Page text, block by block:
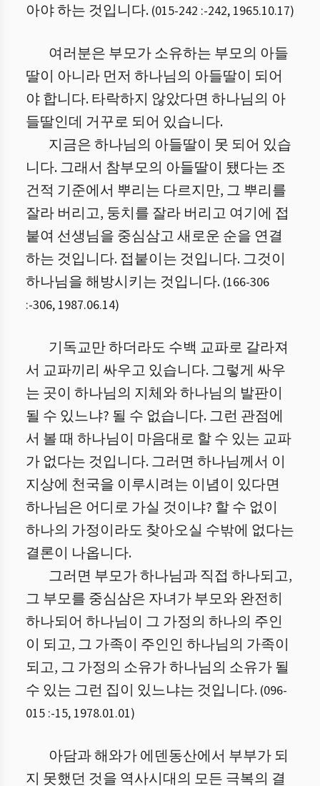
아야 하는 것입니다. (015-242 :-242, 1965.10.17)
여러분은 부모가 소유하는 부모의 아들
딸이 아니라 먼저 하나님의 아들딸이 되어
야 합니다. 타락하지 않았다면 하나님의 아
들딸인데 거꾸로 되어 있습니다.
지금은 하나님의 아들딸이 못 되어 있습
니다. 그래서 참부모의 아들딸이 됐다는 조
건적 기준에서 뿌리는 다르지만, 그 뿌리를
잘라 버리고, 둥치를 잘라 버리고 여기에 접
붙여 선생님을 중심삼고 새로운 순을 연결
하는 것입니다. 접붙이는 것입니다. 그것이
하나님을 해방시키는 것입니다. (166-306
:-306, 1987.06.14)
기독교만 하더라도 수백 교파로 갈라져
서 교파끼리 싸우고 있습니다. 그렇게 싸우
는 곳이 하나님의 지체와 하나님의 발판이
될 수 있느냐? 될 수 없습니다. 그런 관점에
서 볼 때 하나님이 마음대로 할 수 있는 교파
가 없다는 것입니다. 그러면 하나님께서 이
지상에 천국을 이루시려는 이념이 있다면
하나님은 어디로 가실 것이냐? 할 수 없이
하나의 가정이라도 찾아오실 수밖에 없다는
결론이 나옵니다.
그러면 부모가 하나님과 직접 하나되고,
그 부모를 중심삼은 자녀가 부모와 완전히
하나되어 하나님이 그 가정의 하나의 주인
이 되고, 그 가족이 주인인 하나님의 가족이
되고, 그 가정의 소유가 하나님의 소유가 될
수 있는 그런 집이 있느냐는 것입니다. (096-
015 :-15, 1978.01.01)
아담과 해와가 에덴동산에서 부부가 되
지 못했던 것을 역사시대의 모든 극복의 결